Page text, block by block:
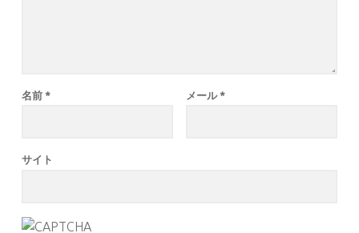
名前 * メール *
サイト